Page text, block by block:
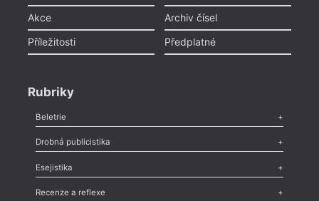
Akce
Příležitosti
Archiv čísel
Předplatné
Rubriky
Beletrie
Poezie,Próza,Dokumenty
Drobná publicistika
Odlesk
Nekrolog,Glosa,Sloupek,Pozvánka,Literární soutěž,
Esejistika
Esej ,Pádlo,Úvaha
Recenze a reflexe